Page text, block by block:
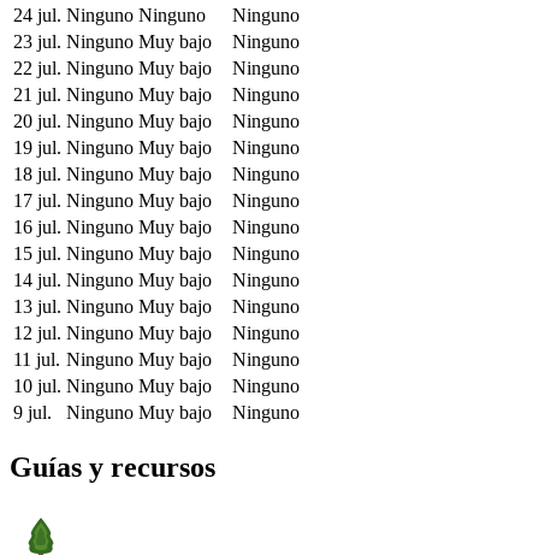
24 jul. Ninguno Ninguno
Ninguno
23 jul. Ninguno Muy bajo
Ninguno
22 jul. Ninguno Muy bajo
Ninguno
21 jul. Ninguno Muy bajo
Ninguno
20 jul. Ninguno Muy bajo
Ninguno
19 jul. Ninguno Muy bajo
Ninguno
18 jul. Ninguno Muy bajo
Ninguno
17 jul. Ninguno Muy bajo
Ninguno
16 jul. Ninguno Muy bajo
Ninguno
15 jul. Ninguno Muy bajo
Ninguno
14 jul. Ninguno Muy bajo
Ninguno
13 jul. Ninguno Muy bajo
Ninguno
12 jul. Ninguno Muy bajo
Ninguno
11 jul. Ninguno Muy bajo
Ninguno
10 jul. Ninguno Muy bajo
Ninguno
9 jul.
Ninguno Muy bajo Ninguno
Guías y recursos